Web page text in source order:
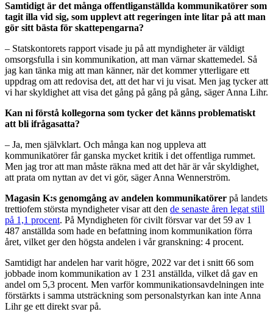
Samtidigt är det många offentliganställda kommunikatörer som
tagit illa vid sig, som upplevt att regeringen inte litar på att man
gör sitt bästa för skattepengarna?
– Statskontorets rapport visade ju på att myndigheter är väldigt
omsorgsfulla i sin kommunikation, att man värnar skattemedel. Så
jag kan tänka mig att man känner, när det kommer ytterligare ett
uppdrag om att redovisa det, att det har vi ju visat. Men jag tycker att
vi har skyldighet att visa det gång på gång på gång, säger Anna Lihr.
Kan ni förstå kollegorna som tycker det känns problematiskt
att bli ifrågasatta?
– Ja, men självklart. Och många kan nog uppleva att
kommunikatörer får ganska mycket kritik i det offentliga rummet.
Men jag tror att man måste räkna med att det här är vår skyldighet,
att prata om nyttan av det vi gör, säger Anna Wennerström.
Magasin K:s genomgång av andelen kommunikatörer på landets
trettiofem största myndigheter visar att den de senaste åren legat still
på 1,1 procent. På Myndigheten för civilt försvar var det 59 av 1
487 anställda som hade en befattning inom kommunikation förra
året, vilket ger den högsta andelen i vår granskning: 4 procent.
Samtidigt har andelen har varit högre, 2022 var det i snitt 66 som
jobbade inom kommunikation av 1 231 anställda, vilket då gav en
andel om 5,3 procent. Men varför kommunikationsavdelningen inte
förstärkts i samma utsträckning som personalstyrkan kan inte Anna
Lihr ge ett direkt svar på.